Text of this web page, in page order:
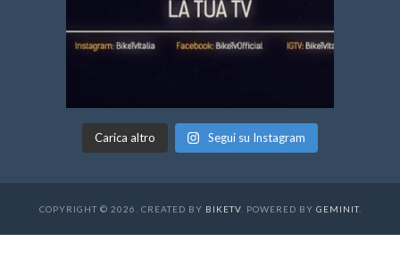
Carica altro Segui su Instagram
COPYRIGHT © 2026. CREATED BY BIKETV. POWERED BY GEMINIT.